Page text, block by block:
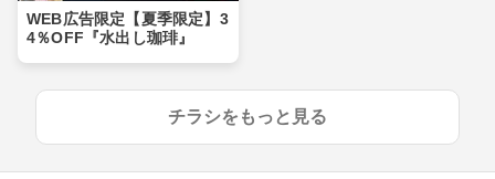
WEB広告限定【夏季限定】3
4％OFF『水出し珈琲』
チラシをもっと見る